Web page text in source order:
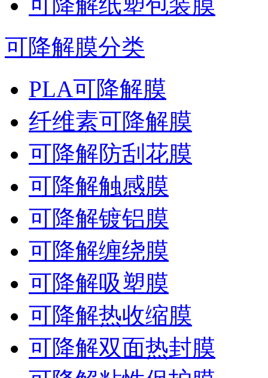
可降解纸塑包装膜
可降解膜分类
PLA可降解膜
纤维素可降解膜
可降解防刮花膜
可降解触感膜
可降解镀铝膜
可降解缠绕膜
可降解吸塑膜
可降解热收缩膜
可降解双面热封膜